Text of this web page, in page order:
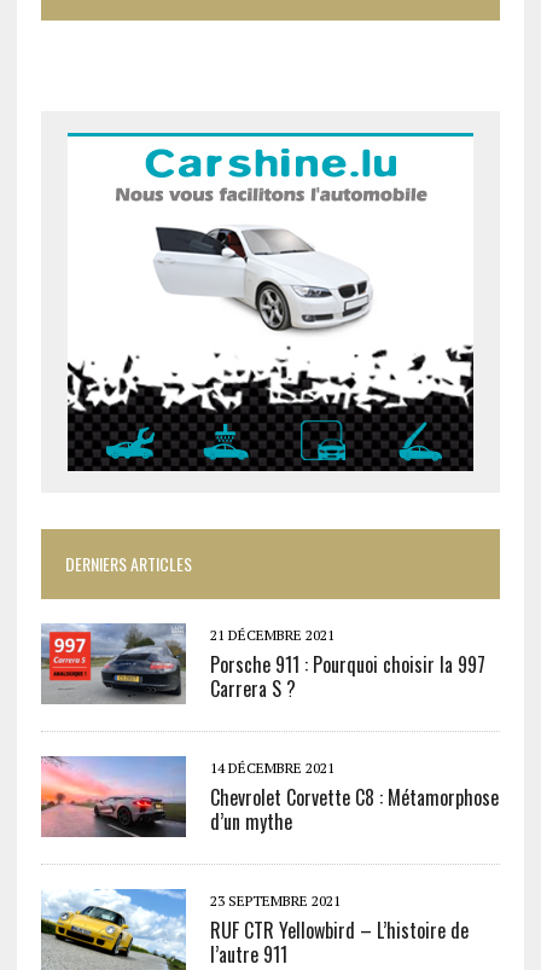
DERNIERS ARTICLES
21 DÉCEMBRE 2021
Porsche 911 : Pourquoi choisir la 997
Carrera S ?
14 DÉCEMBRE 2021
Chevrolet Corvette C8 : Métamorphose
d’un mythe
23 SEPTEMBRE 2021
RUF CTR Yellowbird – L’histoire de
l’autre 911